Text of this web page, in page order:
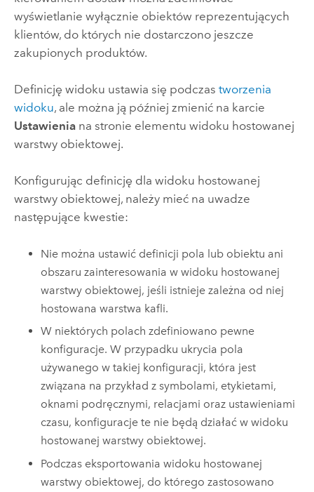
wyświetlanie wyłącznie obiektów reprezentujących
klientów, do których nie dostarczono jeszcze
zakupionych produktów.
Definicję widoku ustawia się podczas tworzenia
widoku, ale można ją później zmienić na karcie
Ustawieniana stronie elementu widoku hostowanej
warstwy obiektowej.
Konfigurując definicję dla widoku hostowanej
warstwy obiektowej, należy mieć na uwadze
następujące kwestie:
Nie można ustawić definicji pola lub obiektu ani
obszaru zainteresowania w widoku hostowanej
warstwy obiektowej, jeśli istnieje zależna od niej
hostowana warstwa kafli.
W niektórych polach zdefiniowano pewne
konfiguracje. W przypadku ukrycia pola
używanego w takiej konfiguracji, która jest
związana na przykład z symbolami, etykietami,
oknami podręcznymi, relacjami oraz ustawieniami
czasu, konfiguracje te nie będą działać w widoku
hostowanej warstwy obiektowej.
Podczas eksportowania widoku hostowanej
warstwy obiektowej, do którego zastosowano